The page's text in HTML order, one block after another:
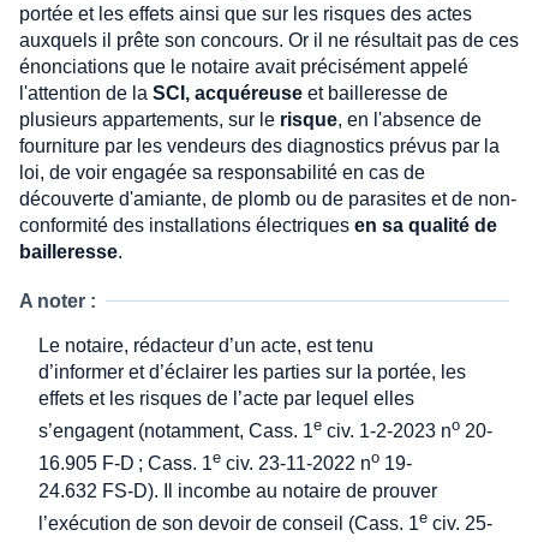
portée et les effets ainsi que sur les risques des actes
auxquels il prête son concours. Or il ne résultait pas de ces
énonciations que le notaire avait précisément appelé
l'attention de la SCI, acquéreuse et bailleresse de
plusieurs appartements, sur le risque, en l'absence de
fourniture par les vendeurs des diagnostics prévus par la
loi, de voir engagée sa responsabilité en cas de
découverte d'amiante, de plomb ou de parasites et de non-
conformité des installations électriques en sa qualité de
bailleresse.
A noter :
Le notaire, rédacteur d’un acte, est tenu
d’informer et d’éclairer les parties sur la portée, les
effets et les risques de l’acte par lequel elles
s’engagent (notamment, Cass. 1e civ. 1-2-2023 no 20-
16.905 F-D ; Cass. 1e civ. 23-11-2022 no 19-
24.632 FS-D). Il incombe au notaire de prouver
l’exécution de son devoir de conseil (Cass. 1e civ. 25-